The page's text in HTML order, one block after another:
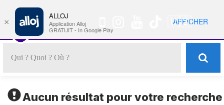
🇺🇸 Nav
Aucun résultat pour votre recherche
×
ALLOJ
Application Alloj
GRATUIT - In Google Play
AFFICHER